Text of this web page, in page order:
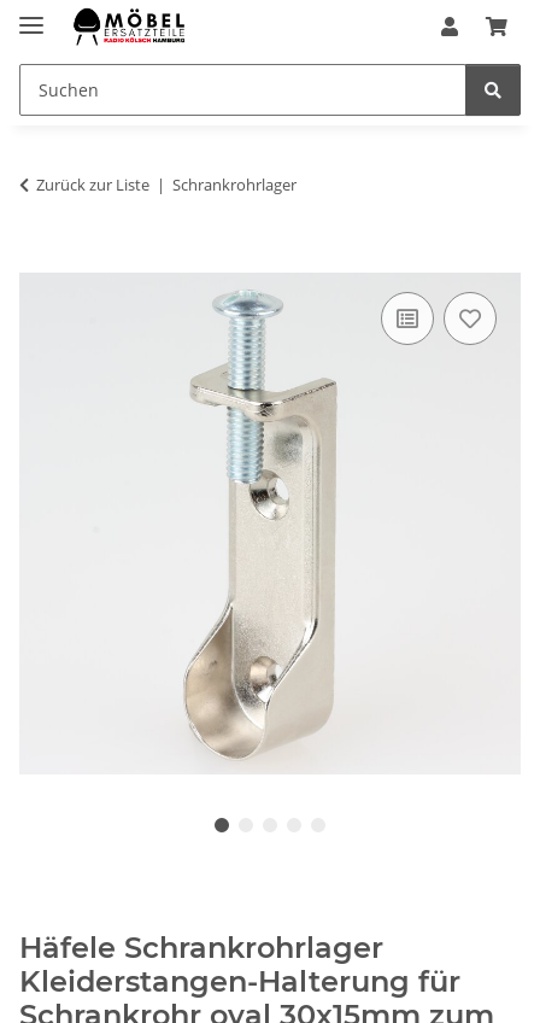
Zurück zur Liste Schrankrohrlager
Häfele Schrankrohrlager
Kleiderstangen-Halterung für
Schrankrohr oval 30x15mm zum